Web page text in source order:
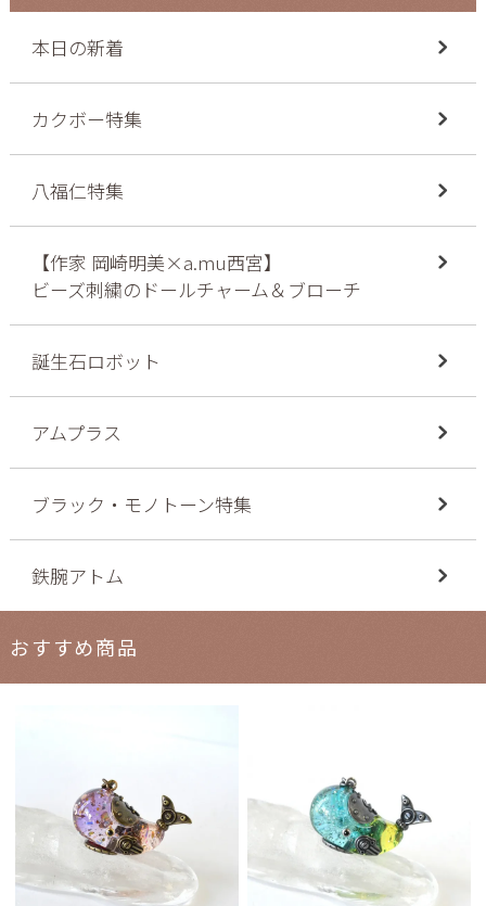
本日の新着
カクボー特集
八福仁特集
【作家 岡崎明美×a.mu西宮】
ビーズ刺繍のドールチャーム＆ブローチ
誕生石ロボット
アムプラス
ブラック・モノトーン特集
鉄腕アトム
おすすめ商品